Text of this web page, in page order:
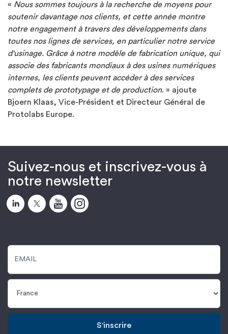
« Nous sommes toujours à la recherche de moyens pour
soutenir davantage nos clients, et cette année montre
notre engagement à travers des développements dans
toutes nos lignes de services, en particulier notre service
d'usinage. Grâce à notre modèle de fabrication unique, qui
associe des fabricants mondiaux à des usines numériques
internes, les clients peuvent accéder à des services
complets de prototypage et de production. » ajoute
Bjoern Klaas, Vice-Président et Directeur Général de
Protolabs Europe.
Suivez-nous et inscrivez-vous à
notre newsletter
S'inscrire